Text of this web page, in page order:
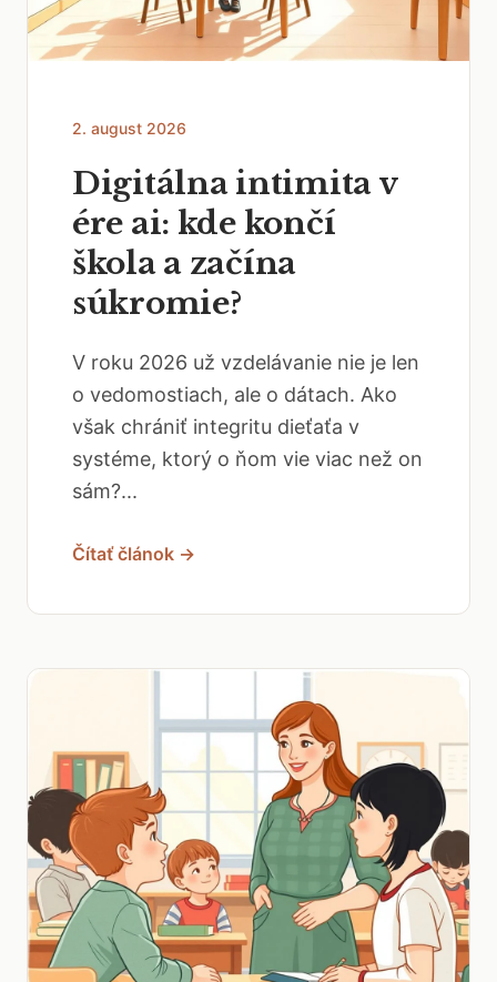
2. august 2026
Digitálna intimita v
ére ai: kde končí
škola a začína
súkromie?
V roku 2026 už vzdelávanie nie je len
o vedomostiach, ale o dátach. Ako
však chrániť integritu dieťaťa v
systéme, ktorý o ňom vie viac než on
sám?...
Čítať článok →